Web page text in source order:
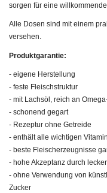
sorgen für eine
Alle Dosen sind mit einem
versehen.
Produktgarantie:
- eigene Herstellung
- feste Fleischstruktur
- mit Lachsöl, reich an
- schonend gegart
- Rezeptur ohne Getreide
- enthält alle wichtigen
- beste Fleischerzeugnisse
- hohe Akzeptanz durch
- ohne Verwendung von
Zucker